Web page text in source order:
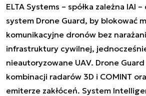
ELTA Systems – spółka zależna IAI –
system Drone Guard, by blokować
komunikacyjne dronów bez
infrastruktury cywilnej,
nieautoryzowane UAV. Drone
kombinacji radarów 3D i COMINT
emiterze zakłóceń. System